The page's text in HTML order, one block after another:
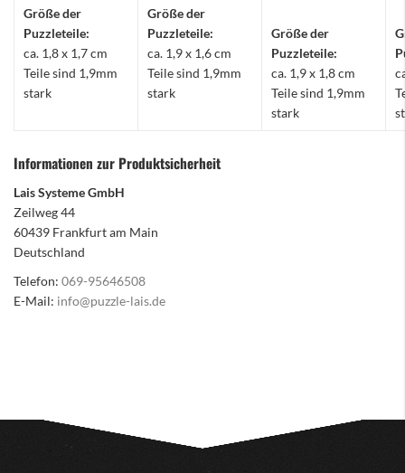
Größe der
Puzzleteile:
ca. 1,8 x 1,7 cm
Teile sind 1,9mm
stark
Größe der
Puzzleteile:
ca. 1,9 x 1,6 cm
Teile sind 1,9mm
stark
Größe der
Puzzleteile:
ca. 1,9 x 1,8 cm
Teile sind 1,9mm
stark
Informationen zur Produktsicherheit
Lais Systeme GmbH
Zeilweg 44
60439 Frankfurt am Main
Deutschland
Telefon: 069-95646508
E-Mail: info@puzzle-lais.de